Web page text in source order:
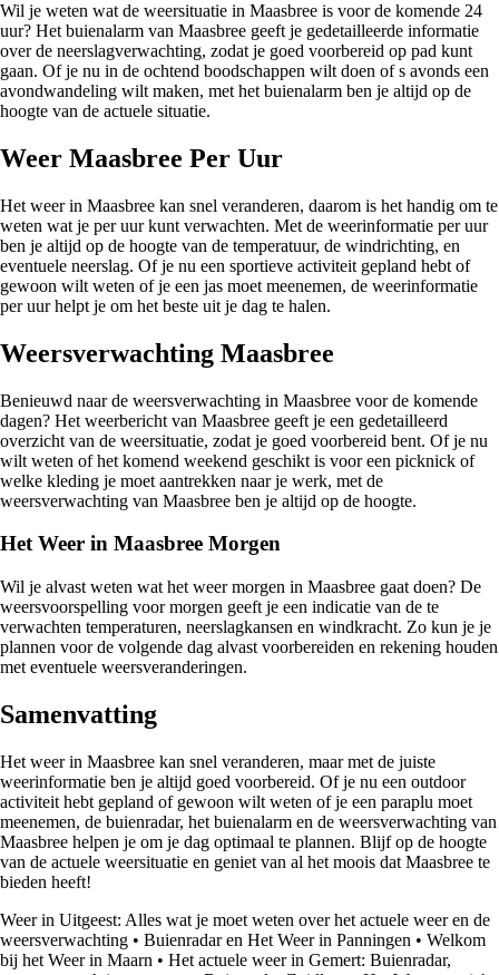
Wil je weten wat de weersituatie in Maasbree is voor de komende 24
uur? Het buienalarm van Maasbree geeft je gedetailleerde informatie
over de neerslagverwachting, zodat je goed voorbereid op pad kunt
gaan. Of je nu in de ochtend boodschappen wilt doen of s avonds een
avondwandeling wilt maken, met het buienalarm ben je altijd op de
hoogte van de actuele situatie.
Weer Maasbree Per Uur
Het weer in Maasbree kan snel veranderen, daarom is het handig om te
weten wat je per uur kunt verwachten. Met de weerinformatie per uur
ben je altijd op de hoogte van de temperatuur, de windrichting, en
eventuele neerslag. Of je nu een sportieve activiteit gepland hebt of
gewoon wilt weten of je een jas moet meenemen, de weerinformatie
per uur helpt je om het beste uit je dag te halen.
Weersverwachting Maasbree
Benieuwd naar de weersverwachting in Maasbree voor de komende
dagen? Het weerbericht van Maasbree geeft je een gedetailleerd
overzicht van de weersituatie, zodat je goed voorbereid bent. Of je nu
wilt weten of het komend weekend geschikt is voor een picknick of
welke kleding je moet aantrekken naar je werk, met de
weersverwachting van Maasbree ben je altijd op de hoogte.
Het Weer in Maasbree Morgen
Wil je alvast weten wat het weer morgen in Maasbree gaat doen? De
weersvoorspelling voor morgen geeft je een indicatie van de te
verwachten temperaturen, neerslagkansen en windkracht. Zo kun je je
plannen voor de volgende dag alvast voorbereiden en rekening houden
met eventuele weersveranderingen.
Samenvatting
Het weer in Maasbree kan snel veranderen, maar met de juiste
weerinformatie ben je altijd goed voorbereid. Of je nu een outdoor
activiteit hebt gepland of gewoon wilt weten of je een paraplu moet
meenemen, de buienradar, het buienalarm en de weersverwachting van
Maasbree helpen je om je dag optimaal te plannen. Blijf op de hoogte
van de actuele weersituatie en geniet van al het moois dat Maasbree te
bieden heeft!
Weer in Uitgeest: Alles wat je moet weten over het actuele weer en de
weersverwachting • Buienradar en Het Weer in Panningen • Welkom
bij het Weer in Maarn • Het actuele weer in Gemert: Buienradar,